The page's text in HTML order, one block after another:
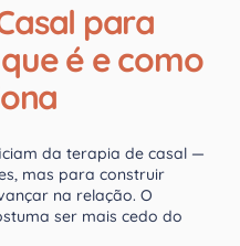
para
é e como
da terapia de casal —
mas para construir
na relação. O
ser mais cedo do